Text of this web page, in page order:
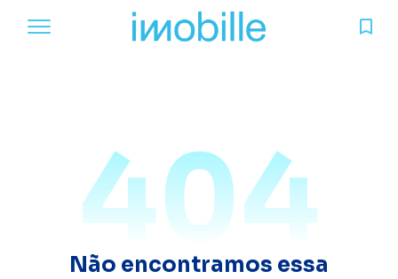
404
Não encontramos essa